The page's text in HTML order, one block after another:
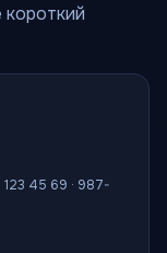
45 69 · 987-